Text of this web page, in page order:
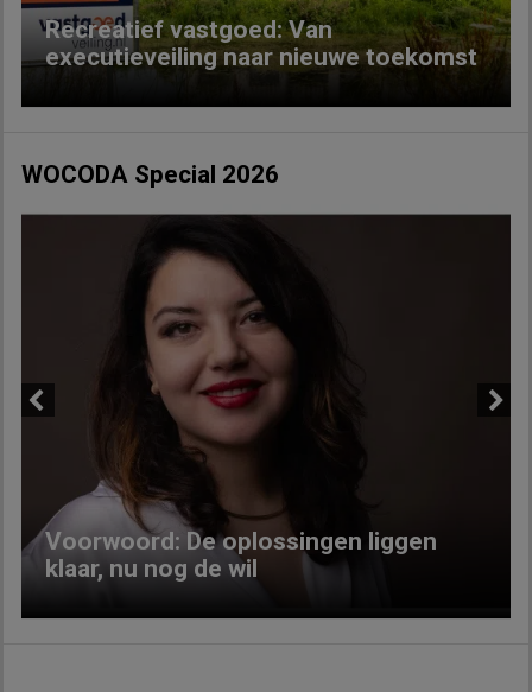
Recreatief vastgoed: Van
executieveiling naar nieuwe toekomst
WOCODA Special 2026
Voorwoord: De oplossingen liggen
klaar, nu nog de wil